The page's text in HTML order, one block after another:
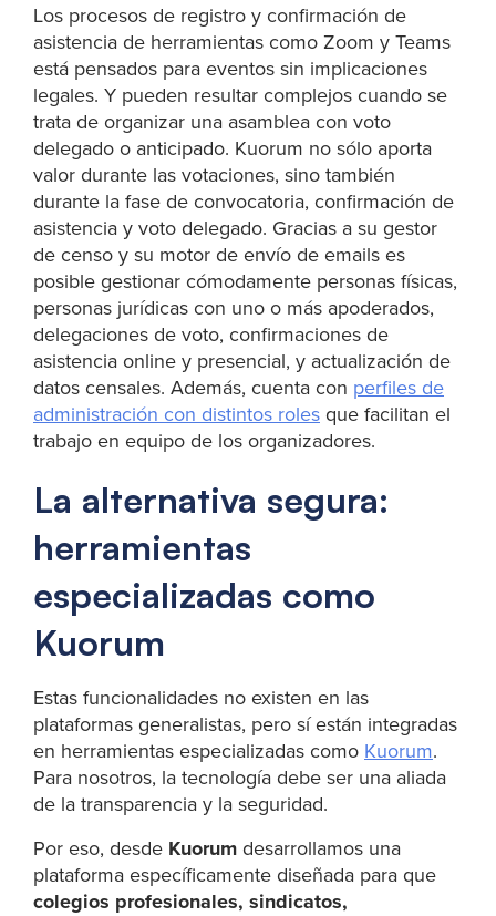
Los procesos de registro y confirmación de
asistencia de herramientas como Zoom y Teams
está pensados para eventos sin implicaciones
legales. Y pueden resultar complejos cuando se
trata de organizar una asamblea con voto
delegado o anticipado. Kuorum no sólo aporta
valor durante las votaciones, sino también
durante la fase de convocatoria, confirmación de
asistencia y voto delegado. Gracias a su gestor
de censo y su motor de envío de emails es
posible gestionar cómodamente personas físicas,
personas jurídicas con uno o más apoderados,
delegaciones de voto, confirmaciones de
asistencia online y presencial, y actualización de
datos censales. Además, cuenta con perfiles de
administración con distintos roles que facilitan el
trabajo en equipo de los organizadores.
La alternativa segura:
herramientas
especializadas como
Kuorum
Estas funcionalidades no existen en las
plataformas generalistas, pero sí están integradas
en herramientas especializadas como Kuorum.
Para nosotros, la tecnología debe ser una aliada
de la transparencia y la seguridad.
Por eso, desde Kuorum desarrollamos una
plataforma específicamente diseñada para que
colegios profesionales, sindicatos,